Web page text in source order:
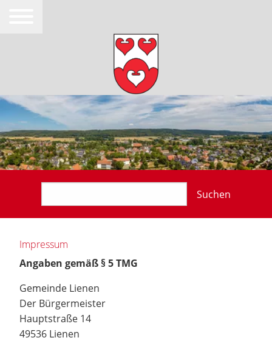
Suchen
Impressum
Angaben gemäß § 5 TMG
Gemeinde Lienen
Der Bürgermeister
Hauptstraße 14
49536 Lienen